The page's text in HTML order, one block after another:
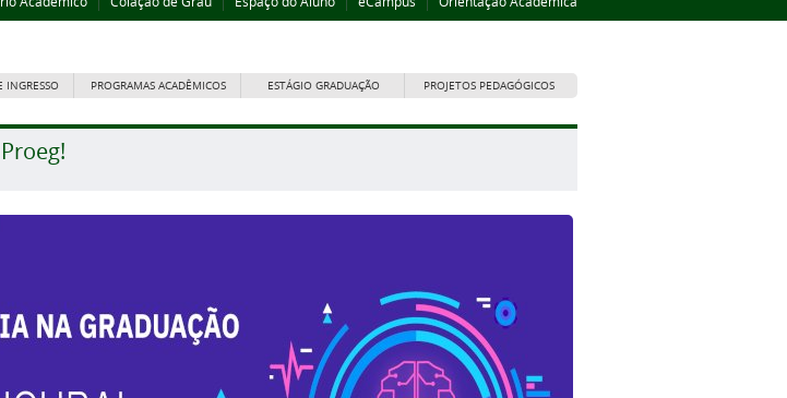
INGRESSO PROGRAMAS ACADÊMICOS ESTÁGIO GRADUAÇÃO PROJETOS PEDAGÓGICOS